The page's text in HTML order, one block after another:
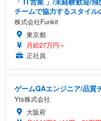
チームで協力するスタイル
株式会社Funkit
東京都
月給27万円～
正社員
ゲームQAエンジニア/品質
Yts株式会社
大阪府